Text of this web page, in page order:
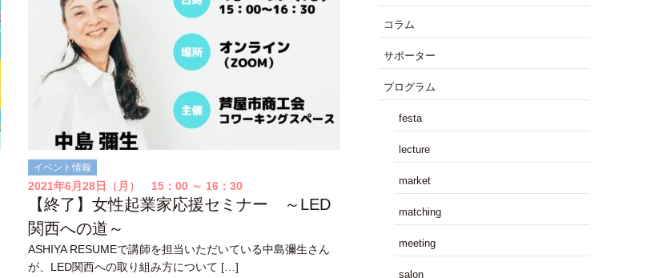
イベント情報
2021年6月28日（月） 15：00 ～ 16：30
【終了】女性起業家応援セミナー ～LED
関西への道～
ASHIYA RESUMEで講師を担当いただいている中島彌生さん
が、LED関西への取り組み方について […]
コラム
サポーター
プログラム
festa
lecture
market
matching
meeting
salon